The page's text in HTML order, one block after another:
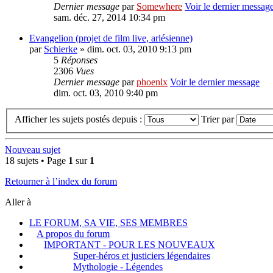
Dernier message par Somewhere Voir le dernier
sam. déc. 27, 2014 10:34 pm
Evangelion (projet de film live, arlésienne)
par Schierke » dim. oct. 03, 2010 9:13 pm
5 Réponses
2306 Vues
Dernier message parphoenlx Voir le dernier message
dim. oct. 03, 2010 9:40 pm
Afficher les sujets postés depuis : Trier par
Nouveau sujet
18 sujets • Page 1 sur 1
Retourner à l’index du forum
Aller à
LE FORUM, SA VIE, SES MEMBRES
A propos du forum
IMPORTANT - POUR LES NOUVEAUX
Super-héros et justiciers légendaires
Mythologie - Légendes